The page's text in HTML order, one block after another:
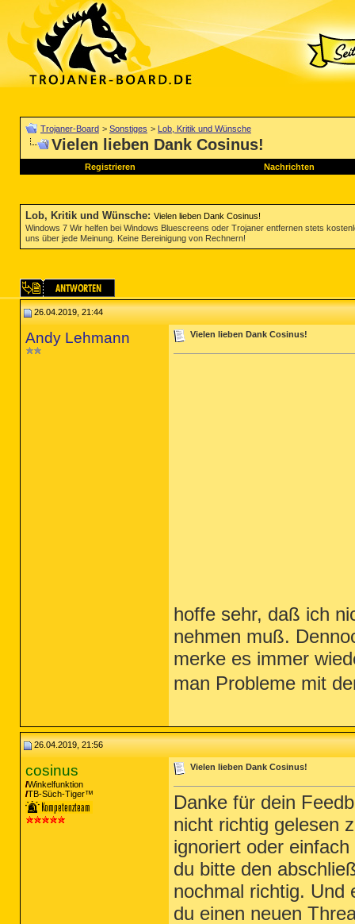
Trojaner-Board > Sonstiges > Lob, Kritik und Wünsche
Vielen lieben Dank Cosinus!
Registrieren Nachrichten
Lob, Kritik und Wünsche: Vielen lieben Dank Cosinus!
Windows 7 Wir helfen bei Windows Bluescreens oder Trojaner entfernen stets
uns über jede Meinung. Keine Bereinigung von Rechnern!
26.04.2019, 21:44
Andy Lehmann Vielen lieben Dank Cosinus!
hoffe sehr, daß ich
nehmen muß.
merke es immer
man Probleme mit
26.04.2019, 21:56
cosinus
Winkelfunktion
TB-Süch-Tiger™
Vielen lieben Dank Cosinus!
Danke für dein
nicht richtig gelesen
ignoriert oder
du bitte den
nochmal richtig. Und
du einen neuen